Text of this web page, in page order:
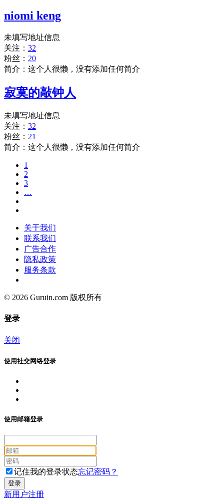
niomi keng
未填写地址信息
关注： 32
粉丝： 20
简介：这个人很懒，没有添加任何简介
寂寞的敲钟人
未填写地址信息
关注： 32
粉丝： 21
简介：这个人很懒，没有添加任何简介
1
2
3
…
关于我们
联系我们
广告合作
隐私政策
服务条款
© 2026 Guruin.com 版权所有
登录
关闭
使用社交网络登录
使用邮箱登录
记住我的登录状态忘记密码？
新用户注册